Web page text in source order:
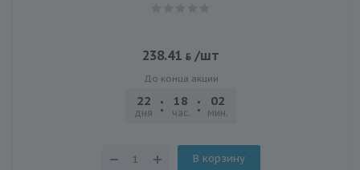
238.41 /шт
До конца акции
22
дня
18
час.
02
мин.
В корзину